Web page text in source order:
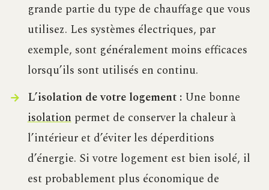
grande partie du type de chauffage que vous
utilisez. Les systèmes électriques, par
exemple, sont généralement moins efficaces
lorsqu’ils sont utilisés en continu.
L’isolation de votre logement :Une bonne
isolationpermet de conserver la chaleur à
l’intérieur et d’éviter les déperditions
d’énergie. Si votre logement est bien isolé, il
est probablement plus économique de